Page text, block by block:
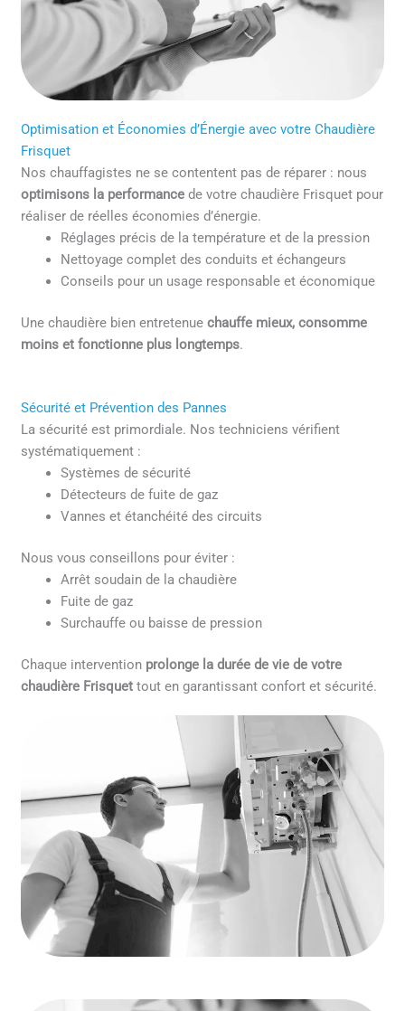
Optimisation et Économies d’Énergie avec votre Chaudière
Frisquet
Nos chauffagistes ne se contentent pas de réparer : nous
optimisons la performance de votre chaudière Frisquet pour
réaliser de réelles économies d’énergie.
Réglages précis de la température et de la pression
Nettoyage complet des conduits et échangeurs
Conseils pour un usage responsable et économique
Une chaudière bien entretenuechauffe mieux, consomme
moins et fonctionne plus longtemps.
Sécurité et Prévention des Pannes
La sécurité est primordiale. Nos techniciens vérifient
systématiquement :
Systèmes de sécurité
Détecteurs de fuite de gaz
Vannes et étanchéité des circuits
Nous vous conseillons pour éviter :
Arrêt soudain de la chaudière
Fuite de gaz
Surchauffe ou baisse de pression
Chaque intervention prolonge la durée de vie de votre
chaudière Frisquet tout en garantissant confort et sécurité.